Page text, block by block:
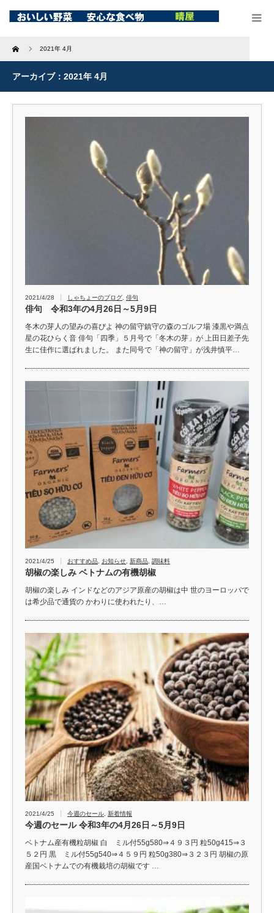
Home 2021年 4月
アーカイブ：2021年 4月
2021/4/28 しゃちょーのブログ 俳句
俳句 令和3年の4月26日～5月9日
冬木の芽人の望みの喜びよ 神の留守鎮守の森のゴルフ場 漆黒や満点
星の花ひらく音 俳句「四季」５月号で「冬木の芽」が 上田日差子先
生に佳作に選ばれました。 また同号で「神の留守」が浅井慎平…
2021/4/25 おすすめ品 お知らせ 新商品 調味料
胡椒の楽しみ ベトナムの有機胡椒
胡椒の楽しみ インドなどのアジア原産の胡椒は中 世のヨーロッパで
は希少品で通貨の かわりに使われたり、…
2021/4/25 今週のセール 新着情報
今週のセール 令和3年の4月26日～5月9日
ベトナム産有機粒胡椒 白 ミル付55g580⇒４９３円 粒50g415⇒３
５２円 黒 ミル付55g540⇒４５９円 粒50g380⇒３２３円 胡椒の原
産国ベトナムでの有機栽培の胡椒です …